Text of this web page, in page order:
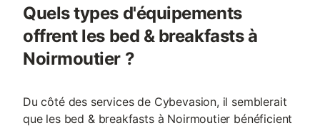
Quels types d'équipements
offrent les bed & breakfasts à
Noirmoutier ?
Du côté des services de Cybevasion, il semblerait
que les bed & breakfasts à Noirmoutier bénéficient